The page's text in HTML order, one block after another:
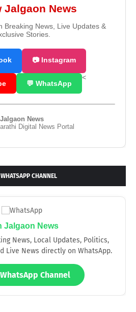
Jalgaon News
Breaking News, Live Updates &
Stories.
📷 Instagram
💬 WhatsApp
<
Jalgaon News
Digital News Portal
WHATSAPP CHANNEL
Jalgaon News
News, Local Updates, Politics,
Live News directly on WhatsApp.
Channel